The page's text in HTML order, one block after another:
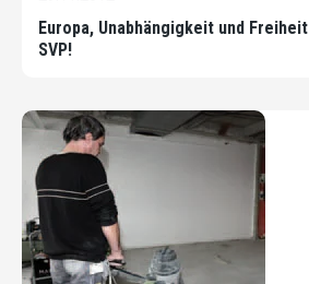
Europa, Unabhängigkeit und
SVP!